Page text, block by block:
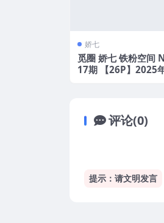
娇七
觅圈 娇七 铁粉空间
17期 【26P】2025
评论(0)
提示：请文明发言